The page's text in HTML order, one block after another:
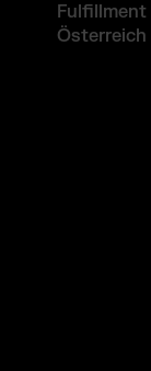
Fulfillment
Österreich